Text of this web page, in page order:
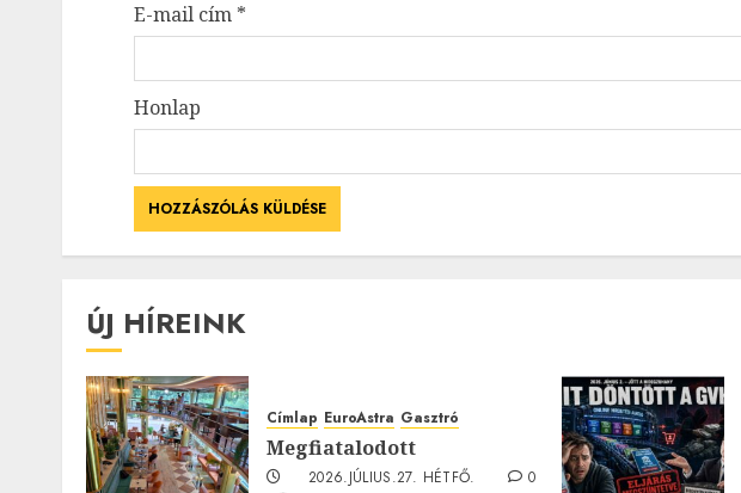
E-mail cím *
Honlap
ÚJ HÍREINK
Címlap EuroAstra Gasztró
Megfiatalodott
2026.JÚLIUS.27. HÉTFŐ.
0